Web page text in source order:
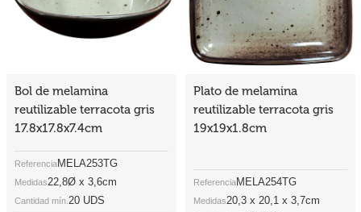
Bol de melamina
reutilizable terracota gris
17.8x17.8x7.4cm
ReferenciaMELA253TG
Medidas22,8Ø x 3,6cm
Cantidad mín. 20 UDS
Plato de melamina
reutilizable terracota gris
19x19x1.8cm
ReferenciaMELA254TG
Medidas20,3 x 20,1 x 3,7cm